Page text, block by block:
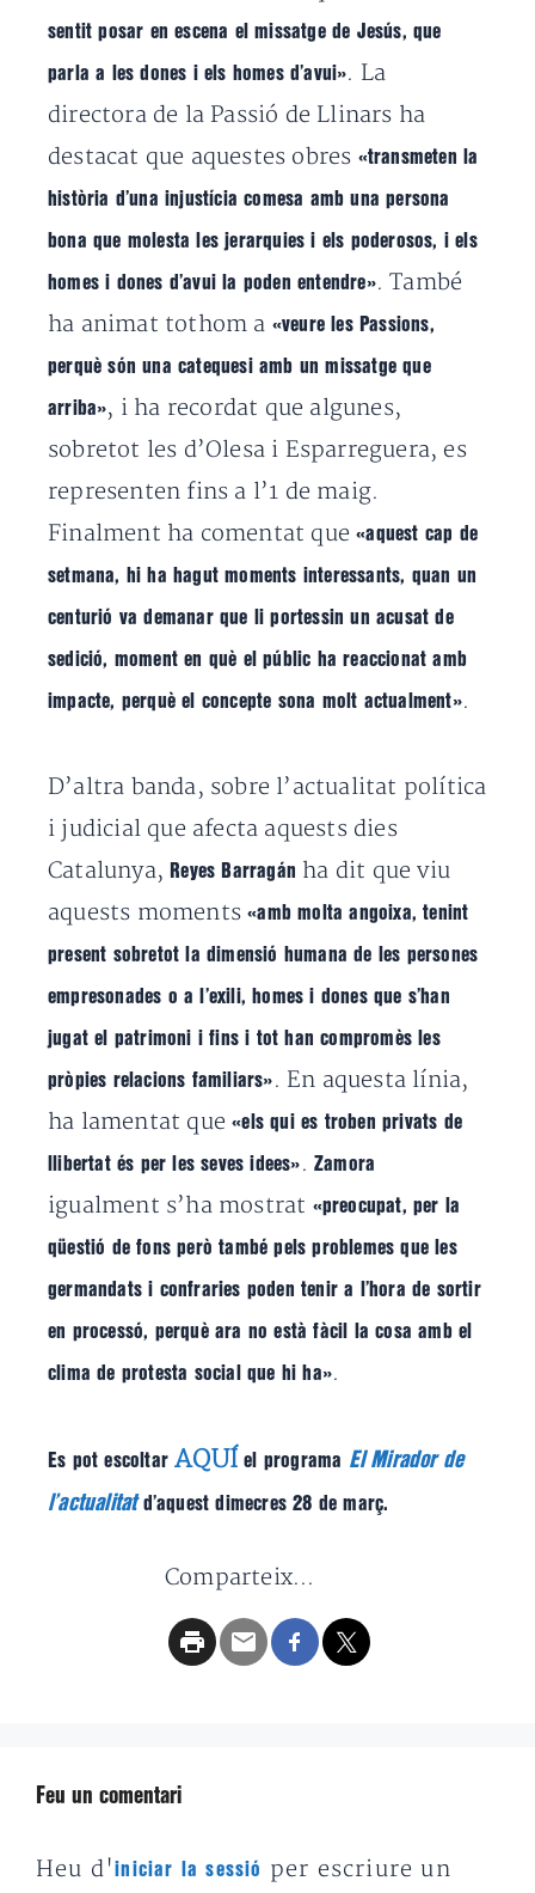
sentit posar en escena el missatge de Jesús, que
parla a les dones i els homes d’avui». La
directora de la Passió de Llinars ha
destacat que aquestes obres «transmeten la
història d’una injustícia comesa amb una persona
bona que molesta les jerarquies i els poderosos, i els
homes i dones d’avui la poden entendre». També
ha animat tothom a «veure les Passions,
perquè són una catequesi amb un missatge que
arriba», i ha recordat que algunes,
sobretot les d’Olesa i Esparreguera, es
representen fins a l’1 de maig.
Finalment ha comentat que«aquest cap de
setmana, hi ha hagut moments interessants, quan un
centurió va demanar que li portessin un acusat de
sedició, moment en què el públic ha reaccionat amb
impacte, perquè el concepte sona molt actualment».
D’altra banda, sobre l’actualitat política
i judicial que afecta aquests dies
Catalunya,Reyes Barragán ha dit que viu
aquests moments «amb molta angoixa, tenint
present sobretot la dimensió humana de les persones
empresonades o a l’exili, homes i dones que s’han
jugat el patrimoni i fins i tot han compromès les
pròpies relacions familiars» . En aquesta línia,
ha lamentat que«els qui es troben privats de
llibertat és per les seves idees» .Zamora
igualment s’ha mostrat «preocupat, per la
qüestió de fons però també pels problemes que les
germandats i confraries poden tenir a l’hora de sortir
en processó, perquè ara no està fàcil la cosa amb el
clima de protesta social que hi ha».
Es pot escoltarAQUÍ el programa El Mirador de
l’actualitatd’aquest dimecres 28 de març.
Comparteix...
Feu un comentari
Heu d'iniciar la sessió
per escriure un